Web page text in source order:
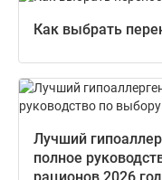
Как выбрать
Лучший
полное
рационов 2026